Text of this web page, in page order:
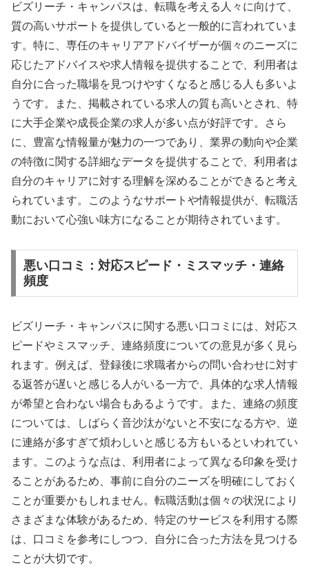
ビズリーチ・キャンパスは、転職を考える人々に向けて、
質の高いサポートを提供していると一般的に言われていま
す。特に、専任のキャリアアドバイザーが個々のニーズに
応じたアドバイスや求人情報を提供することで、利用者は
自分に合った職場を見つけやすくなると感じる人も多いよ
うです。また、掲載されている求人の質も高いとされ、特
に大手企業や成長企業の求人が多い点が好評です。さら
に、豊富な情報量が魅力の一つであり、業界の動向や企業
の特徴に関する詳細なデータを提供することで、利用者は
自分のキャリアに対する理解を深めることができると考え
られています。このようなサポートや情報提供が、転職活
動において心強い味方になることが期待されています。
悪い口コミ：対応スピード・ミスマッチ・連絡
頻度
ビズリーチ・キャンパスに関する悪い口コミには、対応ス
ピードやミスマッチ、連絡頻度についての意見が多く見ら
れます。例えば、登録後に求職者からの問い合わせに対す
る返答が遅いと感じる人がいる一方で、具体的な求人情報
が希望と合わない場合もあるようです。また、連絡の頻度
については、しばらく音沙汰がないと不安になる方や、逆
に連絡が多すぎて煩わしいと感じる方もいるといわれてい
ます。このような点は、利用者によって異なる印象を受け
ることがあるため、事前に自分のニーズを明確にしておく
ことが重要かもしれません。転職活動は個々の状況により
さまざまな体験があるため、特定のサービスを利用する際
は、口コミを参考にしつつ、自分に合った方法を見つける
ことが大切です。